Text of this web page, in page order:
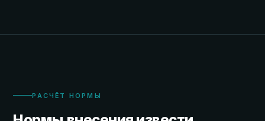
РАСЧЁТ НОРМЫ